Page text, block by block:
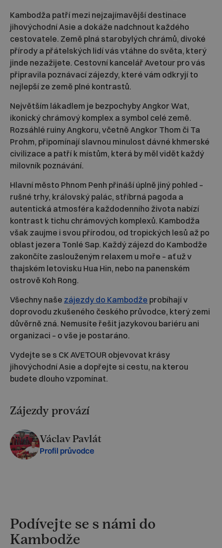
Kambodža patří mezi nejzajímavější destinace
jihovýchodní Asie a dokáže nadchnout každého
cestovatele. Země plná starobylých chrámů, divoké
přírody a přátelských lidí vás vtáhne do světa, který
jinde nezažijete. Cestovní kancelář Avetour pro vás
připravila poznávací zájezdy, které vám odkryjí to
nejlepší ze země plné kontrastů.
Největším lákadlem je bezpochyby Angkor Wat,
ikonický chrámový komplex a symbol celé země.
Rozsáhlé ruiny Angkoru, včetně Angkor Thom či Ta
Prohm, připomínají slavnou minulost dávné khmerské
civilizace a patří k místům, která by měl vidět každý
milovník poznávání.
Hlavní město Phnom Penh přináší úplně jiný pohled –
rušné trhy, královský palác, stříbrná pagoda a
autentická atmosféra každodenního života nabízí
kontrast k tichu chrámových komplexů. Kambodža
však zaujme i svou přírodou, od tropických lesů až po
oblast jezera Tonlé Sap. Každý zájezd do Kambodže
zakončíte zaslouženým relaxem u moře – ať už v
thajském letovisku Hua Hin, nebo na panenském
ostrově Koh Rong.
Všechny naše zájezdy do Kambodže probíhají v
doprovodu zkušeného českého průvodce, který zemi
důvěrně zná. Nemusíte řešit jazykovou bariéru ani
organizaci – o vše je postaráno.
Vydejte se s CK AVETOUR objevovat krásy
jihovýchodní Asie a dopřejte si cestu, na kterou
budete dlouho vzpomínat.
Zájezdy provází
Václav Pavlát
Profil průvodce
Podívejte se s námi do
Kambodže